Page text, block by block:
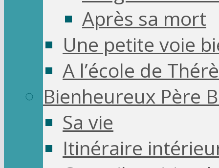
Après sa mort
Une petite voie
A l’école de
Bienheureux Père
Sa vie
Itinéraire